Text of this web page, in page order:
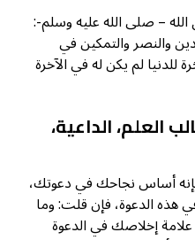
– صلى الله عليه وسلم-:
والنصر والتمكين في
لم يكن له في الآخرة
العلم، الداعية،
فإنه أساس نجاحك في دعوتك،
الدعوة، فإن قلت: وما
إخلاصك في الدعوة